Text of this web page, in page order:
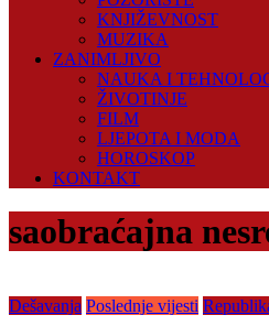
KNJIŽEVNOST
MUZIKA
ZANIMLJIVO
NAUKA I
ŽIVOTINJE
FILM
LJEPOTA I MODA
HOROSKOP
KONTAKT
saobraćajna
Dešavanja Poslednje vijesti